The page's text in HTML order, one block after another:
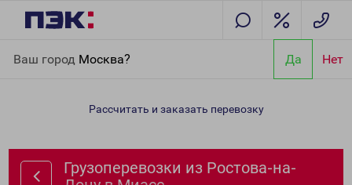
Ваш город Москва? Да Нет
Миасс
Рассчитать и заказать перевозку
Грузоперевозки из Ростова-на-